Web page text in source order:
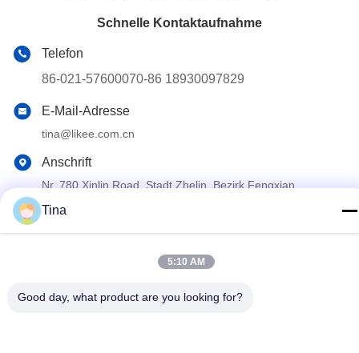
Schnelle Kontaktaufnahme
Telefon
86-021-57600070-86 18930097829
E-Mail-Adresse
tina@likee.com.cn
Anschrift
Nr. 780 Xinlin Road, Stadt Zhelin, Bezirk Fengxian,
herstellt Lieferant. Copyright-© 2021-2026 SHANGHAI LIKEE
Tina
5:10 AM
Good day, what product are you looking for?